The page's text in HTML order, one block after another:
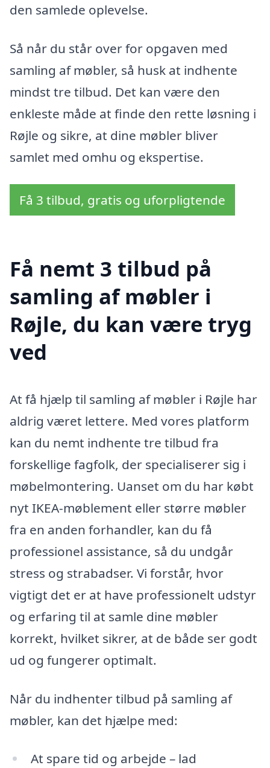
den samlede oplevelse.
Så når du står over for opgaven med
samling af møbler, så husk at indhente
mindst tre tilbud. Det kan være den
enkleste måde at finde den rette løsning i
Røjle og sikre, at dine møbler bliver
samlet med omhu og ekspertise.
Få 3 tilbud, gratis og uforpligtende
Få nemt 3 tilbud på
samling af møbler i
Røjle, du kan være tryg
ved
At få hjælp til samling af møbler i Røjle har
aldrig været lettere. Med vores platform
kan du nemt indhente tre tilbud fra
forskellige fagfolk, der specialiserer sig i
møbelmontering. Uanset om du har købt
nyt IKEA-møblement eller større møbler
fra en anden forhandler, kan du få
professionel assistance, så du undgår
stress og strabadser. Vi forstår, hvor
vigtigt det er at have professionelt udstyr
og erfaring til at samle dine møbler
korrekt, hvilket sikrer, at de både ser godt
ud og fungerer optimalt.
Når du indhenter tilbud på samling af
møbler, kan det hjælpe med:
At spare tid og arbejde – lad